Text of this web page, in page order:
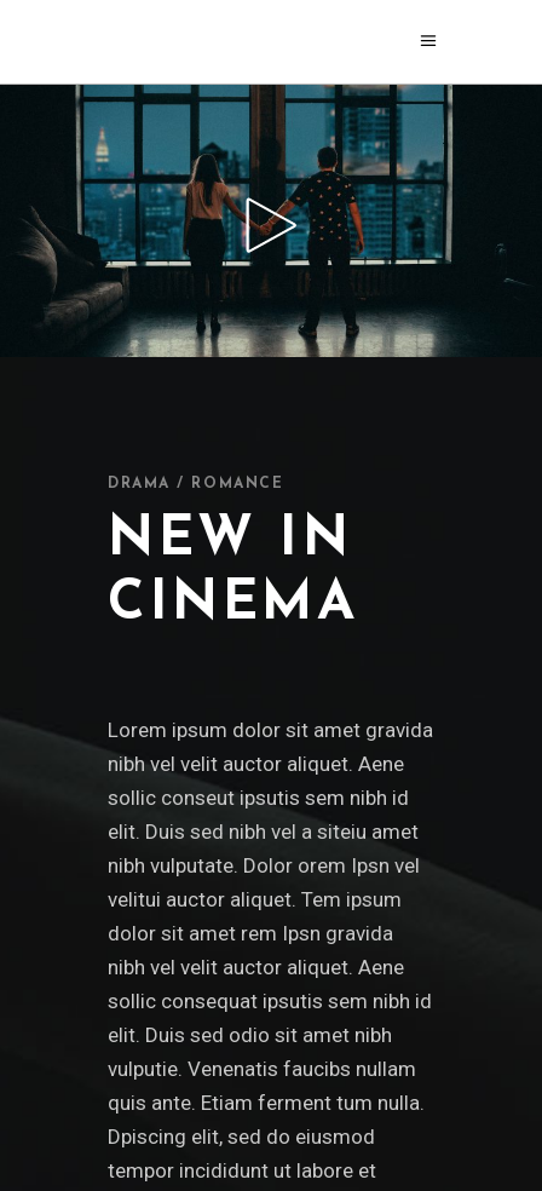
DRAMA / ROMANCE
NEW IN
CINEMA
Lorem ipsum dolor sit amet gravida
nibh vel velit auctor aliquet. Aene
sollic conseut ipsutis sem nibh id
elit. Duis sed nibh vel a siteiu amet
nibh vulputate. Dolor orem Ipsn vel
velitui auctor aliquet. Tem ipsum
dolor sit amet rem Ipsn gravida
nibh vel velit auctor aliquet. Aene
sollic consequat ipsutis sem nibh id
elit. Duis sed odio sit amet nibh
vulputie. Venenatis faucibs nullam
quis ante. Etiam ferment tum nulla.
Dpiscing elit, sed do eiusmod
tempor incididunt ut labore et